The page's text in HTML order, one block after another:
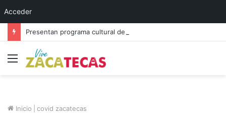
Acceder
Menú
Inicio covid zacatecas